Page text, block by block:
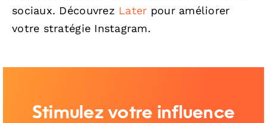
sociaux. Découvrez Later pour améliorer
votre stratégie Instagram.
Stimulez votre influence